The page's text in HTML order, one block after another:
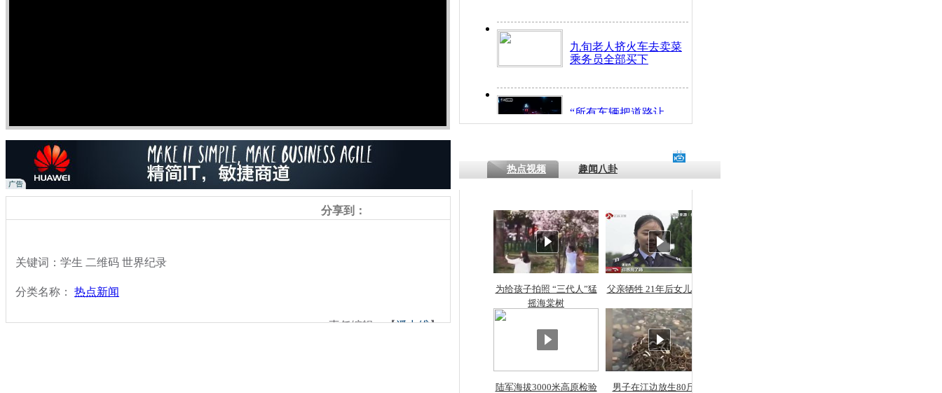
九旬老人挤火车去卖菜
乘务员全部买下
“所有车辆把道路让
开！”儿童突发疾病交
探访传承四千年传统习
俗：近万民众为娥皇女
英省亲送行
小伙骑车逆行被查情绪
崩溃 网上回答崩溃原
分享到：
关键词：学生 二维码 世界纪录
分类名称： 热点新闻
责任编辑：【潘力维】
热点视频 趣闻八卦
为给孩子拍照 “三代人”猛
摇海棠树
父亲牺牲 21年后女儿从警
陆军海拔3000米高原检验
男子在江边放生80斤蛇